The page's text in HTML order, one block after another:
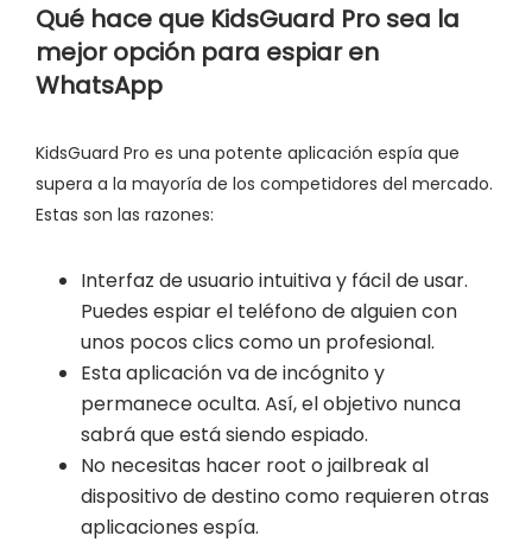
Qué hace que KidsGuard Pro sea la
mejor opción para espiar en
WhatsApp
KidsGuard Pro es una potente aplicación espía que
supera a la mayoría de los competidores del mercado.
Estas son las razones:
Interfaz de usuario intuitiva y fácil de usar.
Puedes espiar el teléfono de alguien con
unos pocos clics como un profesional.
Esta aplicación va de incógnito y
permanece oculta. Así, el objetivo nunca
sabrá que está siendo espiado.
No necesitas hacer root o jailbreak al
dispositivo de destino como requieren otras
aplicaciones espía.